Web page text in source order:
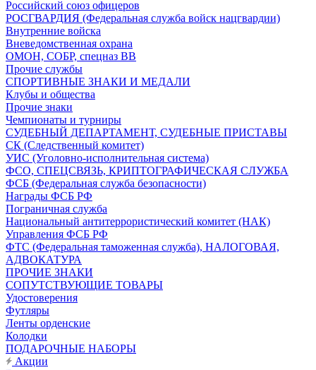
Российский союз офицеров
РОСГВАРДИЯ (Федеральная служба войск нацгвардии)
Внутренние войска
Вневедомственная охрана
ОМОН, СОБР, спецназ ВВ
Прочие службы
СПОРТИВНЫЕ ЗНАКИ И МЕДАЛИ
Клубы и общества
Прочие знаки
Чемпионаты и турниры
СУДЕБНЫЙ ДЕПАРТАМЕНТ, СУДЕБНЫЕ ПРИСТАВЫ
СК (Следственный комитет)
УИС (Уголовно-исполнительная система)
ФСО, СПЕЦСВЯЗЬ, КРИПТОГРАФИЧЕСКАЯ СЛУЖБА
ФСБ (Федеральная служба безопасности)
Награды ФСБ РФ
Пограничная служба
Национальный антитеррористический комитет (НАК)
Управления ФСБ РФ
ФТС (Федеральная таможенная служба), НАЛОГОВАЯ,
АДВОКАТУРА
ПРОЧИЕ ЗНАКИ
СОПУТСТВУЮЩИЕ ТОВАРЫ
Удостоверения
Футляры
Ленты орденские
Колодки
ПОДАРОЧНЫЕ НАБОРЫ
Акции